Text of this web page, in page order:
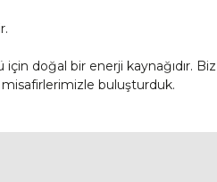
doğal bir enerji kaynağıdır. Biz
buluşturduk.